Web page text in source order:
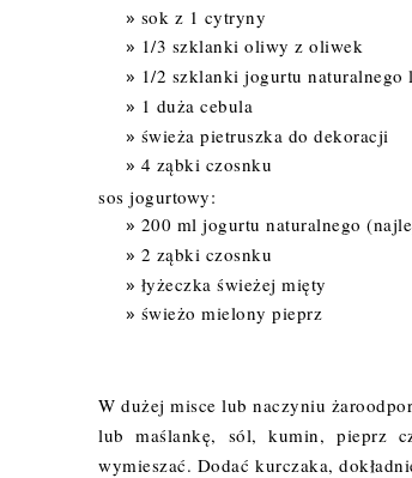
sok z 1 cytryny
1/3 szklanki oliwy z oliwek
1/2 szklanki jogurtu naturalnego
1 duża cebula
świeża pietruszka do dekoracji
4 ząbki czosnku
sos jogurtowy:
200 ml jogurtu naturalnego
2 ząbki czosnku
łyżeczka świeżej mięty
świeżo mielony pieprz
W dużej misce lub naczyniu
lub maślankę, sól, kumin, pieprz
wymieszać. Dodać kurczaka,